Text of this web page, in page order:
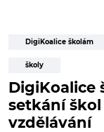
DigiKoalice školám
školy
DigiKoalice
setkání
vzdělávání